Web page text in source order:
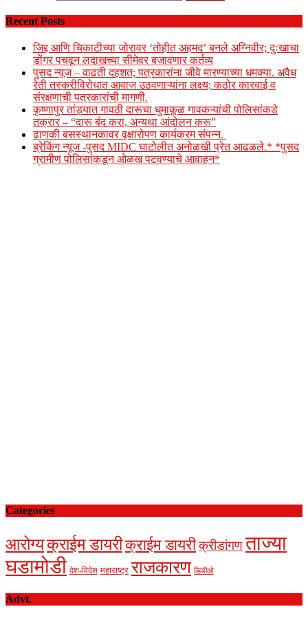
Recent Posts
जिद्द आणि चिकाटीच्या जोरावर ‘तोहीत अहमद’ बनले अग्निवीर; दुःखाचा
डोंगर पचवून लदाखच्या सीमेवर बजावणार कर्तव्य
पुसद न्यूज – वाढती दहशत; पत्रकारांना जीवे मारण्याच्या धमक्या. अवैध
रेती तस्करीविरोधात आवाज उठवणाऱ्यांना लक्ष्य; कठोर कारवाई व
संरक्षणाची पत्रकारांची मागणी.
कृष्णापुर तांड्यात गावठी दारूचा धुमाकूळ गावकऱ्यांची पोलिसांकडे
तक्रार – “दारू बंद करा, अन्यथा आंदोलन करू”
ढाणकी बसस्थानकावर वृक्षारोपण कार्यक्रम संपन्न.
ब्रेकिंग न्यूज -पुसद MIDC घाटोलीत अनोळखी प्रेत आढळले.* *पुसद
ग्रामीण पोलिसांकडून ओळख पटवण्याचे आवाहन*
Categories
आरोग्यक्राईम डायरीक्राईम डायरीक्रीडांगणताज्या
घडामोडी देश-विदेश महाराष्ट्र राजकारण व्हिडीओ
Advt.